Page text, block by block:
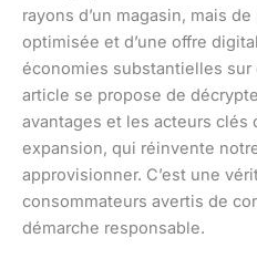
rayons d’un magasin, mais
optimisée et d’une offre
économies substantielles
article se propose de
avantages et les acteurs clés
expansion, qui réinvente
approvisionner. C’est une
consommateurs avertis de
démarche responsable.